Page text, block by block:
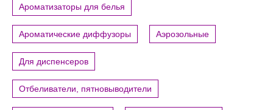
Ароматизаторы для белья
Ароматические диффузоры Аэрозольные
Для диспенсеров
Отбеливатели, пятновыводители